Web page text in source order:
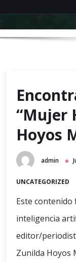
“Mujer
Hoyos
admin
UNCATEGORIZED
Este contenido
inteligencia
editor/
Zunilda Hoyos